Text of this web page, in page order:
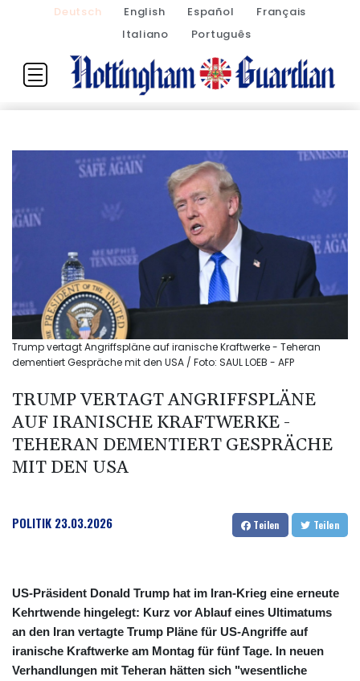
Deutsch English Español
Français
Italiano
Português
Trump vertagt Angriffspläne auf iranische Kraftwerke - Teheran
dementiert Gespräche mit den USA / Foto: SAUL LOEB - AFP
TRUMP VERTAGT ANGRIFFSPLÄNE
AUF IRANISCHE KRAFTWERKE -
TEHERAN DEMENTIERT GESPRÄCHE
MIT DEN USA
POLITIK 23.03.2026 Teilen Teilen
US-Präsident Donald Trump hat im Iran-Krieg eine erneute
Kehrtwende hingelegt: Kurz vor Ablauf eines Ultimatums
an den Iran vertagte Trump Pläne für US-Angriffe auf
iranische Kraftwerke am Montag für fünf Tage. In neuen
Verhandlungen mit Teheran hätten sich "wesentliche